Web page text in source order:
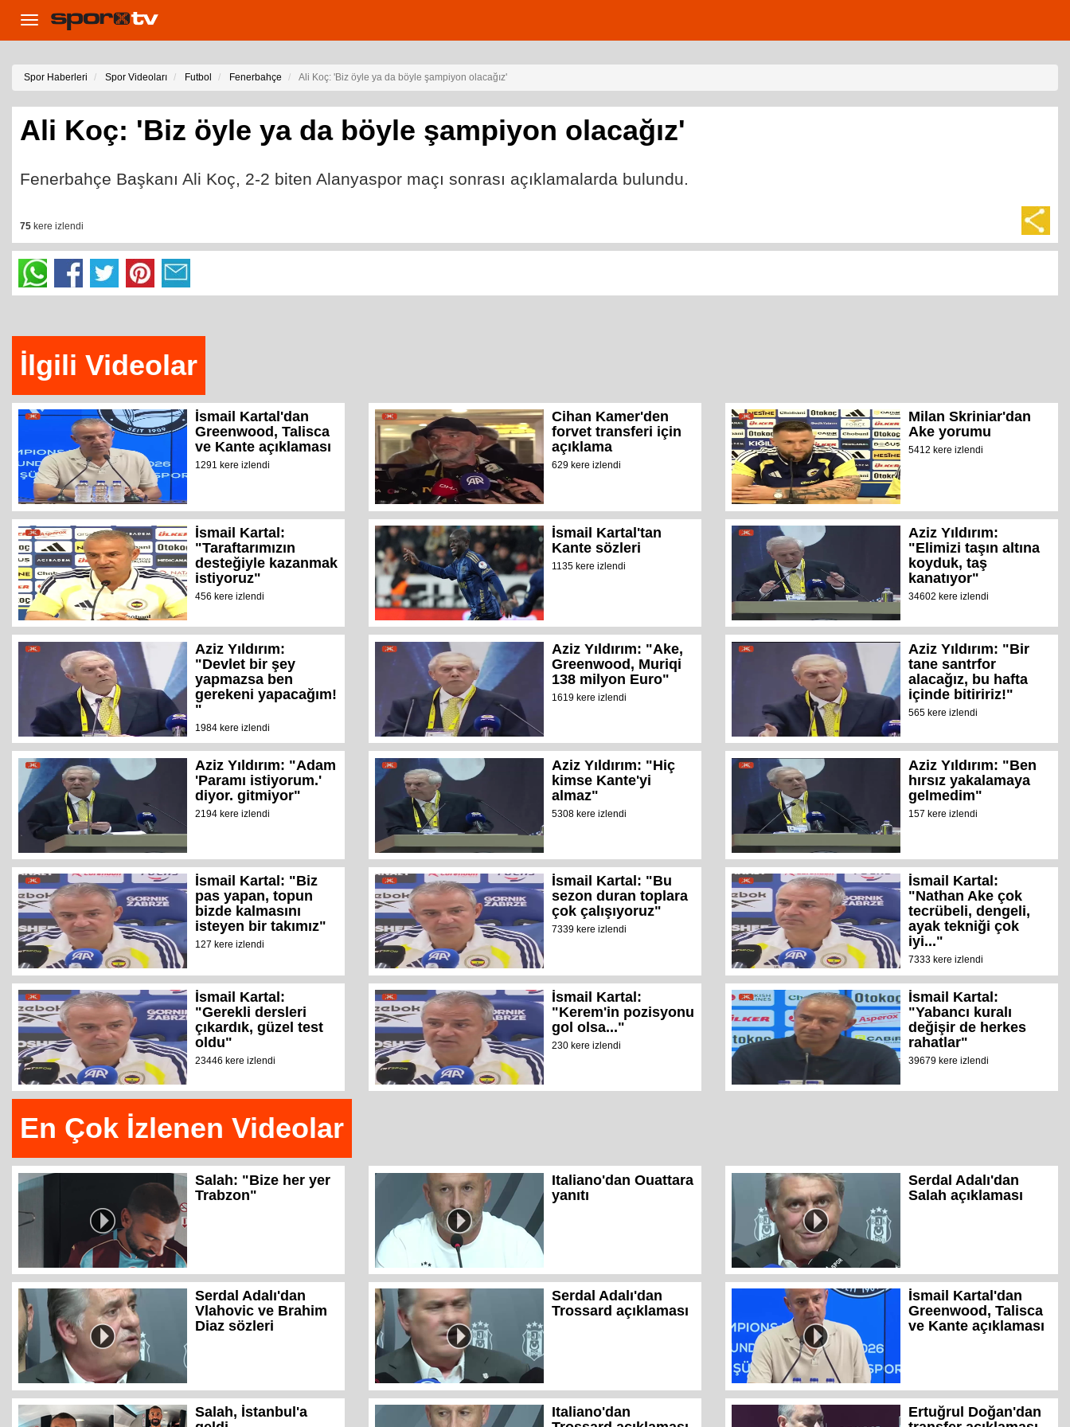
Toggle
navigation
Spor Haberleri Spor Videoları Futbol Fenerbahçe Ali Koç: 'Biz öyle ya da böyle şampiyon olacağız'
Ali Koç: 'Biz öyle ya da böyle şampiyon olacağız'
Fenerbahçe Başkanı Ali Koç, 2-2 biten Alanyaspor maçı sonrası açıklamalarda bulundu.
75 kere izlendi
İlgili Videolar
İsmail Kartal'dan
Greenwood, Talisca
ve Kante açıklaması
1291 kere izlendi
Cihan Kamer'den
forvet transferi için
açıklama
629 kere izlendi
Milan Skriniar'dan
Ake yorumu
5412 kere izlendi
İsmail Kartal:
"Taraftarımızın
desteğiyle kazanmak
istiyoruz"
456 kere izlendi
İsmail Kartal'tan
Kante sözleri
1135 kere izlendi
Aziz Yıldırım:
"Elimizi taşın altına
koyduk, taş
kanatıyor"
34602 kere izlendi
Aziz Yıldırım:
"Devlet bir şey
yapmazsa ben
gerekeni yapacağım!
"
1984 kere izlendi
Aziz Yıldırım: "Ake,
Greenwood, Muriqi
138 milyon Euro"
1619 kere izlendi
Aziz Yıldırım: "Bir
tane santrfor
alacağız, bu hafta
içinde bitiririz!"
565 kere izlendi
Aziz Yıldırım: "Adam
'Paramı istiyorum.'
diyor. gitmiyor"
2194 kere izlendi
Aziz Yıldırım: "Hiç
kimse Kante'yi
almaz"
5308 kere izlendi
Aziz Yıldırım: "Ben
hırsız yakalamaya
gelmedim"
157 kere izlendi
İsmail Kartal: "Biz
pas yapan, topun
bizde kalmasını
isteyen bir takımız"
127 kere izlendi
İsmail Kartal: "Bu
sezon duran toplara
çok çalışıyoruz"
7339 kere izlendi
İsmail Kartal:
"Nathan Ake çok
tecrübeli, dengeli,
ayak tekniği çok
iyi..."
7333 kere izlendi
İsmail Kartal:
"Gerekli dersleri
çıkardık, güzel test
oldu"
23446 kere izlendi
İsmail Kartal:
"Kerem'in pozisyonu
gol olsa..."
230 kere izlendi
İsmail Kartal:
"Yabancı kuralı
değişir de herkes
rahatlar"
39679 kere izlendi
En Çok İzlenen Videolar
Salah: "Bize her yer
Trabzon"
Italiano'dan Ouattara
yanıtı
Serdal Adalı'dan
Salah açıklaması
Serdal Adalı'dan
Vlahovic ve Brahim
Diaz sözleri
Serdal Adalı'dan
Trossard açıklaması
İsmail Kartal'dan
Greenwood, Talisca
ve Kante açıklaması
Salah, İstanbul'a
Italiano'dan
Ertuğrul Doğan'dan